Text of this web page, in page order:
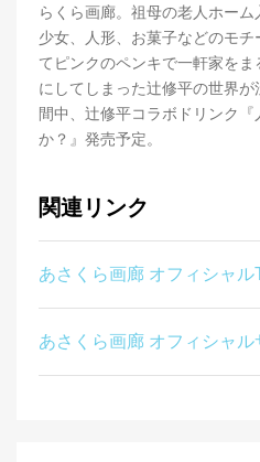
らくら画廊。祖母の老人ホーム
少女、人形、お菓子などのモ
てピンクのペンキで一軒家を
にしてしまった辻修平の世界
間中、辻修平コラボドリンク
か？』発売予定。
関連リンク
あさくら画廊 オフィシャル
あさくら画廊 オフィシャル